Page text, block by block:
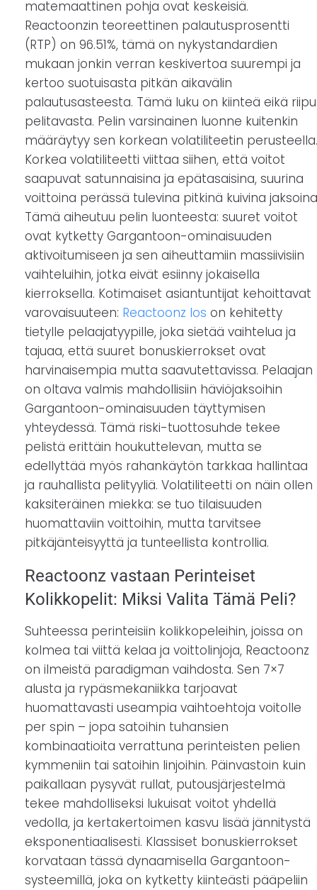
matemaattinen pohja ovat keskeisiä.
Reactoonzin teoreettinen palautusprosentti
(RTP) on 96.51%, tämä on nykystandardien
mukaan jonkin verran keskivertoa suurempi ja
kertoo suotuisasta pitkän aikavälin
palautusasteesta. Tämä luku on kiinteä eikä riipu
pelitavasta. Pelin varsinainen luonne kuitenkin
määräytyy sen korkean volatiliteetin perusteella.
Korkea volatiliteetti viittaa siihen, että voitot
saapuvat satunnaisina ja epätasaisina, suurina
voittoina perässä tulevina pitkinä kuivina
Tämä aiheutuu pelin luonteesta: suuret voitot
ovat kytketty Gargantoon-ominaisuuden
aktivoitumiseen ja sen aiheuttamiin massiivisiin
vaihteluihin, jotka eivät esiinny jokaisella
kierroksella. Kotimaiset asiantuntijat kehoittavat
varovaisuuteen: Reactoonz Ios on kehitetty
tietylle pelaajatyypille, joka sietää vaihtelua ja
tajuaa, että suuret bonuskierrokset ovat
harvinaisempia mutta saavutettavissa. Pelaajan
on oltava valmis mahdollisiin häviöjaksoihin
Gargantoon-ominaisuuden täyttymisen
yhteydessä. Tämä riski-tuottosuhde tekee
pelistä erittäin houkuttelevan, mutta se
edellyttää myös rahankäytön tarkkaa hallintaa
ja rauhallista pelityyliä. Volatiliteetti on näin ollen
kaksiteräinen miekka: se tuo tilaisuuden
huomattaviin voittoihin, mutta tarvitsee
pitkäjänteisyyttä ja tunteellista kontrollia.
Reactoonz vastaan Perinteiset
Kolikkopelit: Miksi Valita Tämä Peli?
Suhteessa perinteisiin kolikkopeleihin, joissa on
kolmea tai viittä kelaa ja voittolinjoja, Reactoonz
on ilmeistä paradigman vaihdosta. Sen 7×7
alusta ja rypäsmekaniikka tarjoavat
huomattavasti useampia vaihtoehtoja voitolle
per spin – jopa satoihin tuhansien
kombinaatioita verrattuna perinteisten pelien
kymmeniin tai satoihin linjoihin. Päinvastoin kuin
paikallaan pysyvät rullat, putousjärjestelmä
tekee mahdolliseksi lukuisat voitot yhdellä
vedolla, ja kertakertoimen kasvu lisää jännitystä
eksponentiaalisesti. Klassiset bonuskierrokset
korvataan tässä dynaamisella Gargantoon-
systeemillä, joka on kytketty kiinteästi pääpeliin